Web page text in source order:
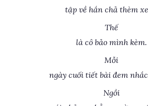
tập về hắn chả thèm
Thế
là cô bảo mình kèm.
Mỗi
ngày cuối tiết bài đem
Ngồi